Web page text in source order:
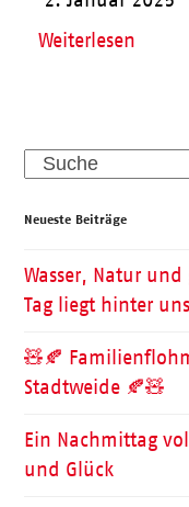
Weiterlesen
Search
Neueste Beiträge
Wasser, Natur
Tag liegt hinter
🧸🍂
Stadtweide 🍂🧸
Ein Nachmittag
und Glück